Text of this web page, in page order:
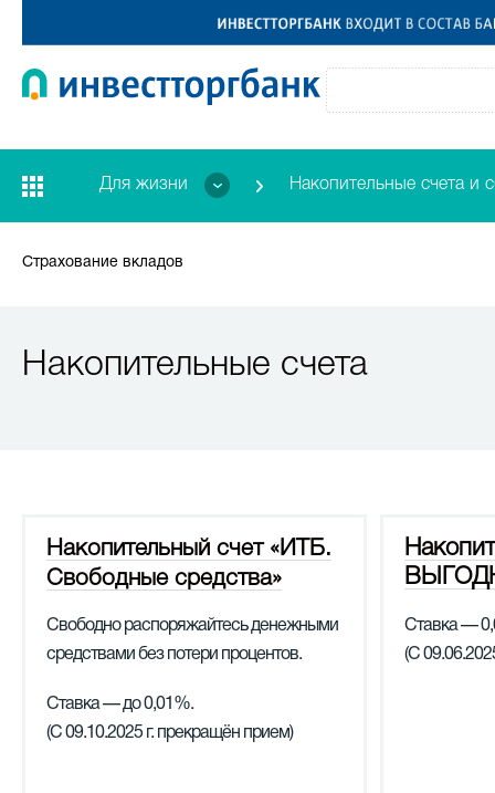
Для жизни Накопительные счета и
Страхование вкладов
Накопительные счета
Накопительный счет «ИТБ.
Свободные средства»
Свободно распоряжайтесь денежными
средствами без потери процентов.
Ставка — до 0,01%.
(С 09.10.2025 г. прекращён прием)
Ставка —
(С